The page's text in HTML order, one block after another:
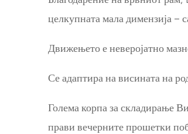
целкупната мала димензија
Движењето е неверојатно
Се адаптира на висината на
Голема корпа за складирање
прави вечерните прошетки